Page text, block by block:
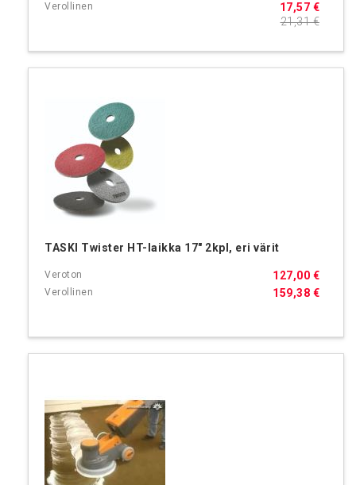
17,57 €
21,31 €
TASKI Twister HT-laikka 17" 2kpl, eri värit
159,38 €
127,00 €